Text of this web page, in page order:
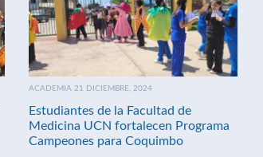
ACADEMIA 21 DICIEMBRE, 2024
Estudiantes de la Facultad de
Medicina UCN fortalecen Programa
Campeones para Coquimbo